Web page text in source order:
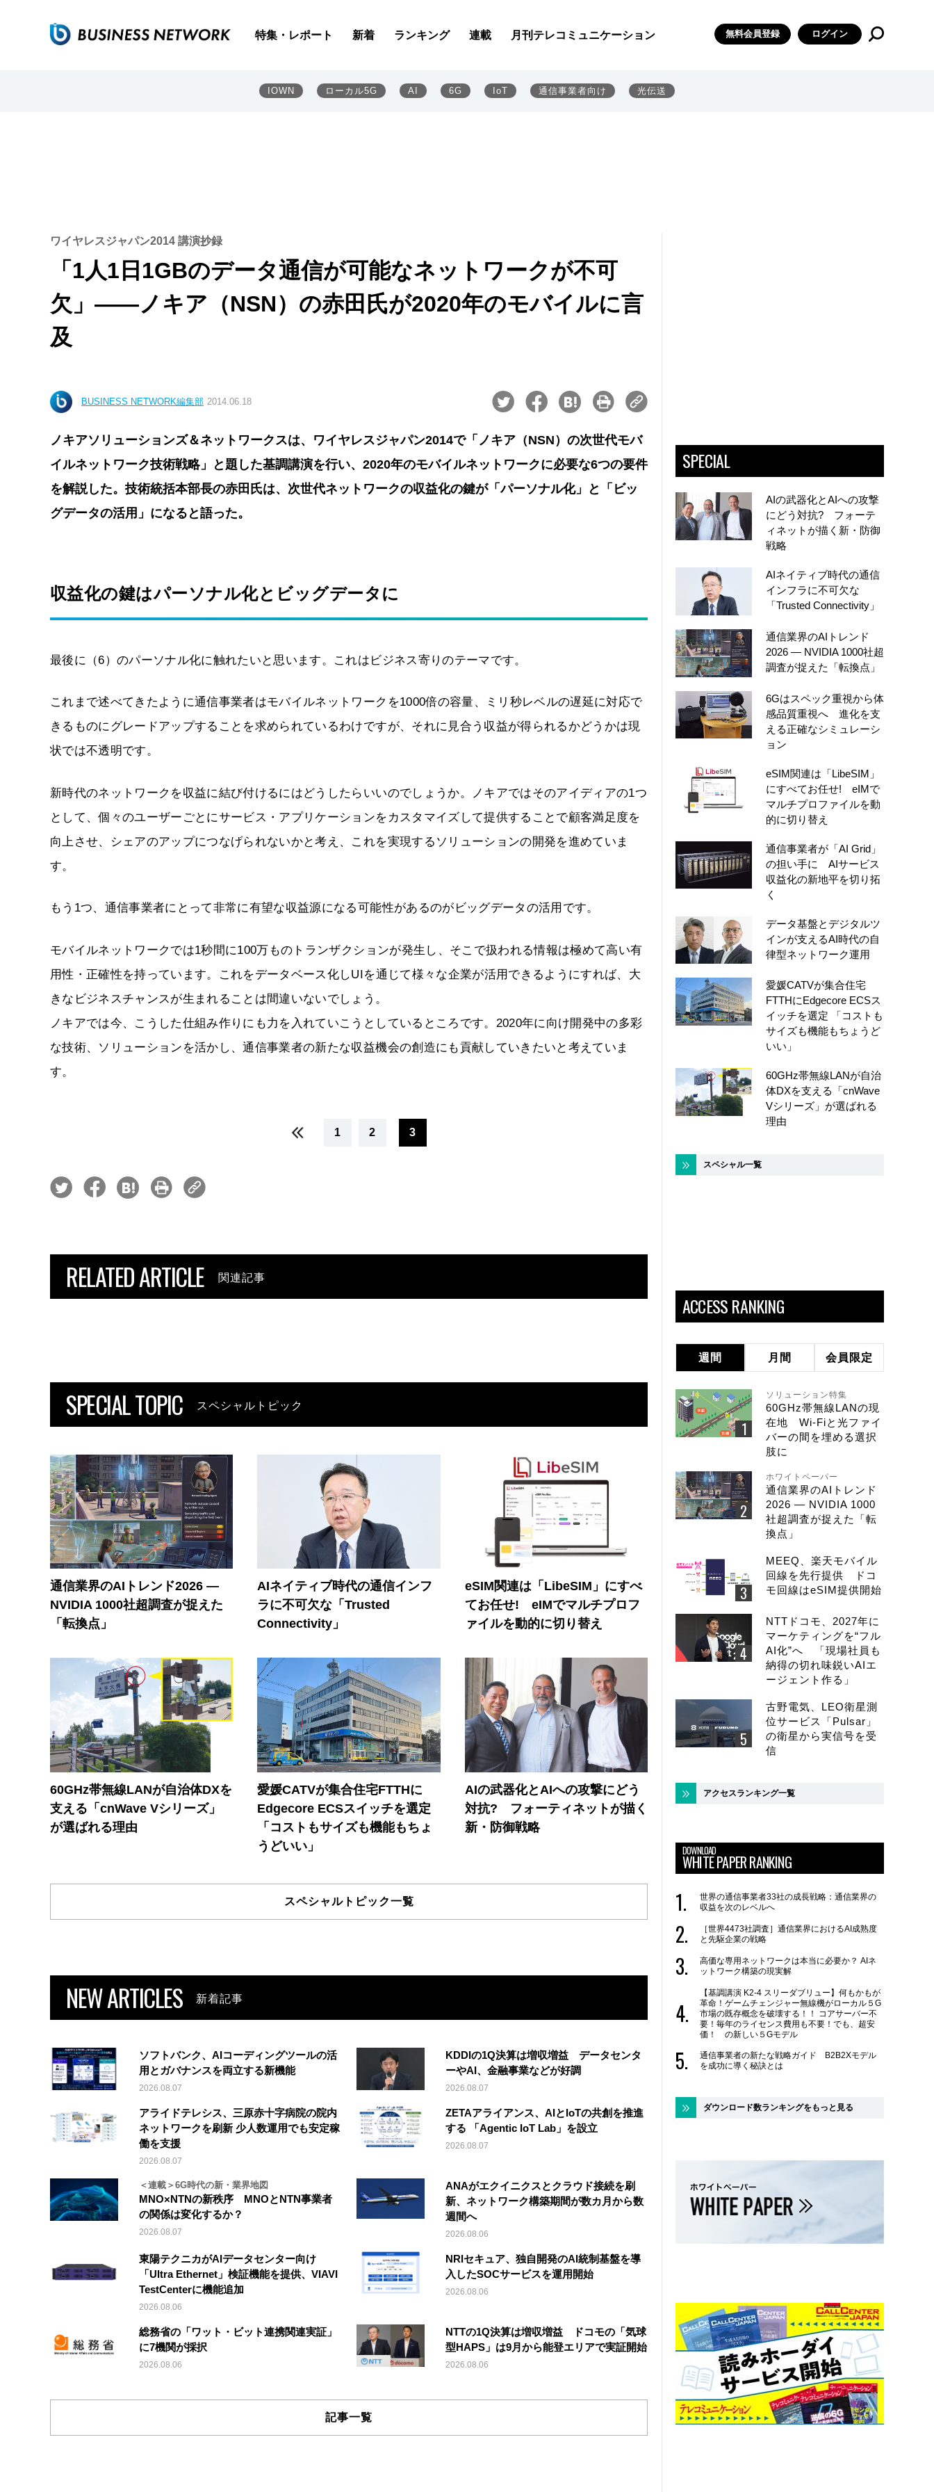
特集・レポート 新着 ランキング 連載 月刊テレコミュニケーション 無料会員登録 ログイン
IOWN ローカル5G AI 6G IoT 通信事業者向け 光伝送
ワイヤレスジャパン2014 講演抄録
「1人1日1GBのデータ通信が可能なネットワークが不可
欠」――ノキア（NSN）の赤田氏が2020年のモバイルに言
及
BUSINESS NETWORK編集部 2014.06.18
ノキアソリューションズ＆ネットワークスは、ワイヤレスジャパン2014で「ノキア（NSN）の次世代モバ
イルネットワーク技術戦略」と題した基調講演を行い、2020年のモバイルネットワークに必要な6つの要件
を解説した。技術統括本部長の赤田氏は、次世代ネットワークの収益化の鍵が「パーソナル化」と「ビッ
グデータの活用」になると語った。
収益化の鍵はパーソナル化とビッグデータに
最後に（6）のパーソナル化に触れたいと思います。これはビジネス寄りのテーマです。
これまで述べてきたように通信事業者はモバイルネットワークを1000倍の容量、ミリ秒レベルの遅延に対応で
きるものにグレードアップすることを求められているわけですが、それに見合う収益が得られるかどうかは現
状では不透明です。
新時代のネットワークを収益に結び付けるにはどうしたらいいのでしょうか。ノキアではそのアイディアの1つ
として、個々のユーザーごとにサービス・アプリケーションをカスタマイズして提供することで顧客満足度を
向上させ、シェアのアップにつなげられないかと考え、これを実現するソリューションの開発を進めていま
す。
もう1つ、通信事業者にとって非常に有望な収益源になる可能性があるのがビッグデータの活用です。
モバイルネットワークでは1秒間に100万ものトランザクションが発生し、そこで扱われる情報は極めて高い有
用性・正確性を持っています。これをデータベース化しUIを通じて様々な企業が活用できるようにすれば、大
きなビジネスチャンスが生まれることは間違いないでしょう。
ノキアでは今、こうした仕組み作りにも力を入れていこうとしているところです。2020年に向け開発中の多彩
な技術、ソリューションを活かし、通信事業者の新たな収益機会の創造にも貢献していきたいと考えていま
す。
1 2 3
RELATED ARTICLE 関連記事
SPECIAL TOPIC スペシャルトピック
通信業界のAIトレンド2026 ―
NVIDIA 1000社超調査が捉えた
「転換点」
AIネイティブ時代の通信インフ
ラに不可欠な「Trusted
Connectivity」
eSIM関連は「LibeSIM」にすべ
てお任せ! eIMでマルチプロフ
ァイルを動的に切り替え
60GHz帯無線LANが自治体DXを
支える「cnWave Vシリーズ」
が選ばれる理由
愛媛CATVが集合住宅FTTHに
Edgecore ECSスイッチを選定
「コストもサイズも機能もちょ
うどいい」
AIの武器化とAIへの攻撃にどう
対抗? フォーティネットが描く
新・防御戦略
スペシャルトピック一覧
NEW ARTICLES 新着記事
ソフトバンク、AIコーディングツールの活
用とガバナンスを両立する新機能
2026.08.07
KDDIの1Q決算は増収増益 データセンタ
ーやAI、金融事業などが好調
2026.08.07
アライドテレシス、三原赤十字病院の院内
ネットワークを刷新 少人数運用でも安定稼
働を支援
2026.08.07
ZETAアライアンス、AIとIoTの共創を推進
する 「Agentic IoT Lab」を設立
2026.08.07
＜連載＞6G時代の新・業界地図
MNO×NTNの新秩序 MNOとNTN事業者
の関係は変化するか？
2026.08.07
ANAがエクイニクスとクラウド接続を刷
新、ネットワーク構築期間が数カ月から数
週間へ
2026.08.06
東陽テクニカがAIデータセンター向け
「Ultra Ethernet」検証機能を提供、VIAVI
TestCenterに機能追加
2026.08.06
NRIセキュア、独自開発のAI統制基盤を導
入したSOCサービスを運用開始
2026.08.06
総務省の「ワット・ビット連携関連実証」
に7機関が採択
2026.08.06
NTTの1Q決算は増収増益 ドコモの「気球
型HAPS」は9月から能登エリアで実証開始
2026.08.06
記事一覧
SPECIAL
AIの武器化とAIへの攻撃
にどう対抗? フォーテ
ィネットが描く新・防御
戦略
AIネイティブ時代の通信
インフラに不可欠な
「Trusted Connectivity」
通信業界のAIトレンド
2026 ― NVIDIA 1000社超
調査が捉えた「転換点」
6Gはスペック重視から体
感品質重視へ 進化を支
える正確なシミュレーシ
ョン
eSIM関連は「LibeSIM」
にすべてお任せ! eIMで
マルチプロファイルを動
的に切り替え
通信事業者が「AI Grid」
の担い手に AIサービス
収益化の新地平を切り拓
く
データ基盤とデジタルツ
インが支えるAI時代の自
律型ネットワーク運用
愛媛CATVが集合住宅
FTTHにEdgecore ECSス
イッチを選定 「コストも
サイズも機能もちょうど
いい」
60GHz帯無線LANが自治
体DXを支える「cnWave
Vシリーズ」が選ばれる
理由
スペシャル一覧
ACCESS RANKING
週間 月間 会員限定
ソリューション特集
60GHz帯無線LANの現
在地 Wi-Fiと光ファイ
バーの間を埋める選択
肢に
ホワイトペーパー
通信業界のAIトレンド
2026 ― NVIDIA 1000
社超調査が捉えた「転
換点」
MEEQ、楽天モバイル
回線を先行提供 ドコ
モ回線はeSIM提供開始
NTTドコモ、2027年に
マーケティングを“フル
AI化”へ 「現場社員も
納得の切れ味鋭いAIエ
ージェント作る」
古野電気、LEO衛星測
位サービス「Pulsar」
の衛星から実信号を受
信
アクセスランキング一覧
DOWNLOAD
WHITE PAPER RANKING
世界の通信事業者33社の成長戦略：通信業界の
収益を次のレベルへ
［世界4473社調査］通信業界におけるAI成熟度
と先駆企業の戦略
高価な専用ネットワークは本当に必要か？ AIネ
ットワーク構築の現実解
【基調講演 K2-4 スリーダブリュー】何もかもが
革命！ゲームチェンジャー無線機がローカル５G
市場の既存概念を破壊する！！ コアサーバー不
要！毎年のライセンス費用も不要！でも、超安
価！ の新しい５Gモデル
通信事業者の新たな戦略ガイド B2B2Xモデル
を成功に導く秘訣とは
ダウンロード数ランキングをもっと見る